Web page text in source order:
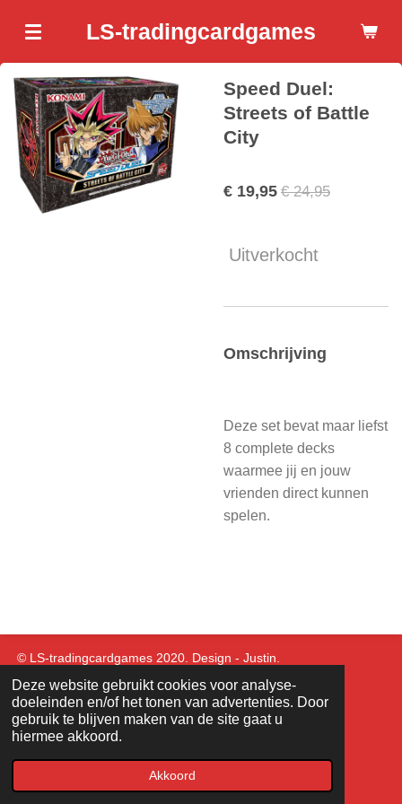
Deze website gebruikt cookies voor analyse-
doeleinden en/of het tonen van advertenties. Door
gebruik te blijven maken van de site gaat u
hiermee akkoord.
Akkoord
direct
naar
de
hoofdinhoud
LS-tradingcardgames
Speed Duel:
Streets of Battle
City
€ 19,95 € 24,95
Uitverkocht
Omschrijving
Deze set bevat maar liefst
8 complete decks
waarmee jij en jouw
vrienden direct kunnen
spelen.
© LS-tradingcardgames 2020. Design - Justin.